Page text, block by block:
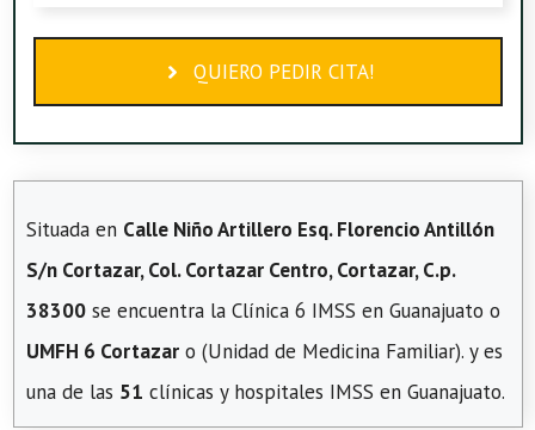
QUIERO PEDIR CITA!
Situada en Calle Niño Artillero Esq. Florencio Antillón
S/n Cortazar, Col. Cortazar Centro, Cortazar, C.p.
38300 se encuentra la Clínica 6 IMSS en Guanajuato o
UMFH 6 Cortazar o (Unidad de Medicina Familiar). y es
una de las 51 clínicas y hospitales IMSS en Guanajuato.